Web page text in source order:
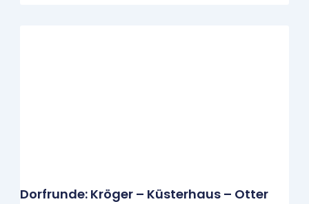
Dorfrunde: Kröger – Küsterhaus – Otter